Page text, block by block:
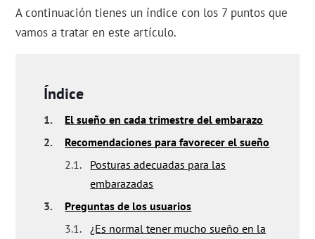
A continuación tienes un índice con los 7 puntos que
vamos a tratar en este artículo.
Índice
1.
El sueño en cada trimestre del embarazo
2.
Recomendaciones para favorecer el sueño
2.1.
Posturas adecuadas para las
embarazadas
3.
Preguntas de los usuarios
3.1.
¿Es normal tener mucho sueño en la